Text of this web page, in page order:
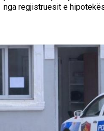
nga regjistruesit e